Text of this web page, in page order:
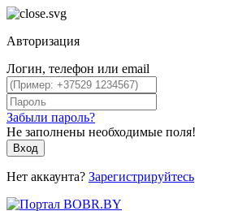
Авторизация
Логин, телефон или email
Забыли пароль?
Не заполнены необходимые поля!
Вход
Нет аккаунта? Зарегистрируйтесь